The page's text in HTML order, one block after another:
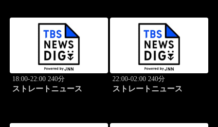
18:00-22:00 240分
ストレートニュース
22:00-02:00 240分
ストレートニュース